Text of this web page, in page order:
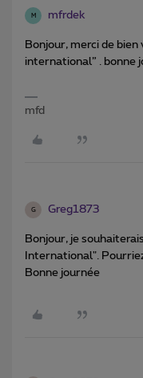
M mfrdek
Bonjour, merci de
international” . bonne
mfd
G Greg1873
Bonjour, je
International".
Bonne journée